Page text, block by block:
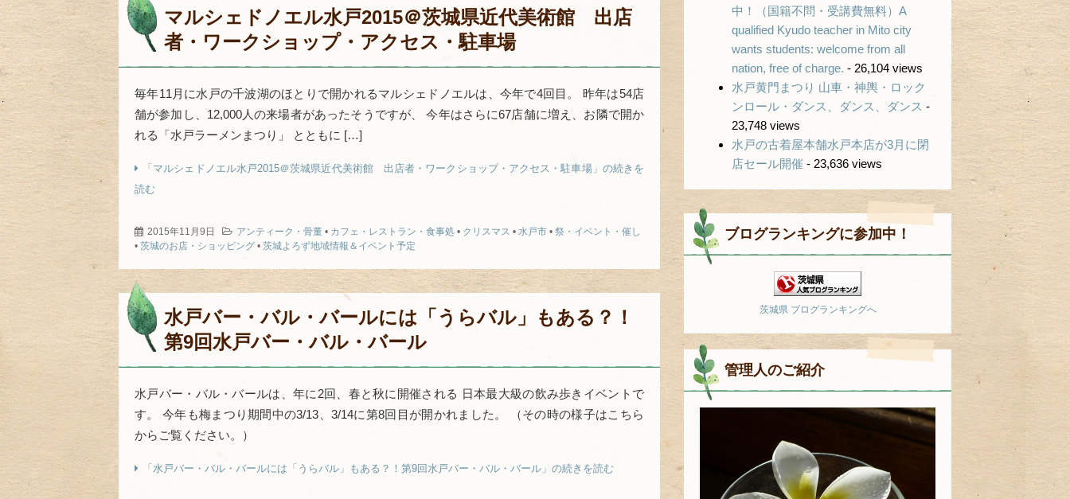
マルシェドノエル水戸2015＠茨城県近代美術館 出店
者・ワークショップ・アクセス・駐車場
毎年11月に水戸の千波湖のほとりで開かれるマルシェドノエルは、今年で4回目。 昨年は54店
舗が参加し、12,000人の来場者があったそうですが、 今年はさらに67店舗に増え、お隣で開か
れる「水戸ラーメンまつり」 とともに […]
「マルシェドノエル水戸2015＠茨城県近代美術館 出店者・ワークショップ・アクセス・駐車場」の続きを
読む
2015年11月9日 アンティーク・骨董 • カフェ・レストラン・食事処 • クリスマス • 水戸市 • 祭・イベント・催し
• 茨城のお店・ショッピング • 茨城よろず地域情報＆イベント予定
水戸バー・バル・バールには「うらバル」もある？！
第9回水戸バー・バル・バール
水戸バー・バル・バールは、年に2回、春と秋に開催される 日本最大級の飲み歩きイベントで
す。 今年も梅まつり期間中の3/13、3/14に第8回目が開かれました。 （その時の様子はこちら
からご覧ください。）
「水戸バー・バル・バールには「うらバル」もある？！第9回水戸バー・バル・バール」の続きを読む
中！（国籍不問・受講費無料）A
qualified Kyudo teacher in Mito city
wants students: welcome from all
nation, free of charge. - 26,104 views
水戸黄門まつり 山車・神輿・ロック
ンロール・ダンス、ダンス、ダンス -
23,748 views
水戸の古着屋本舗水戸本店が3月に閉
店セール開催 - 23,636 views
ブログランキングに参加中！
茨城県 ブログランキングへ
管理人のご紹介